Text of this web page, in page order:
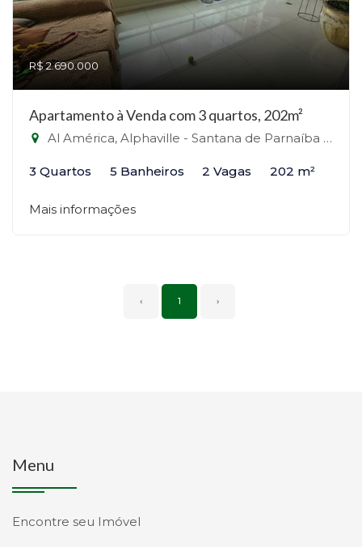
R$ 2.690.000
Apartamento à Venda com 3 quartos, 202m²
Al América, Alphaville - Santana de Parnaíba - - Alphaville, Santana de Parnaíba-SP
3 Quartos 5 Banheiros 2 Vagas 202 m²
Mais informações
‹ 1 ›
Menu
Encontre seu Imóvel